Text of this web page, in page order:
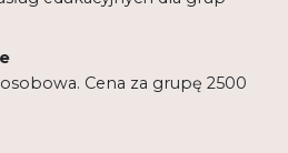
Cena za grupę 2500